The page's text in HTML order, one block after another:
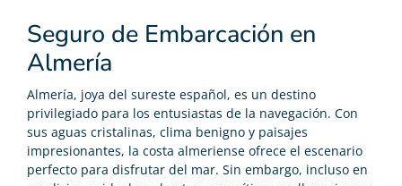
Seguro de Embarcación en
Almería
Almería, joya del sureste español, es un destino
privilegiado para los entusiastas de la navegación. Con
sus aguas cristalinas, clima benigno y paisajes
impresionantes, la costa almeriense ofrece el escenario
perfecto para disfrutar del mar. Sin embargo, incluso en